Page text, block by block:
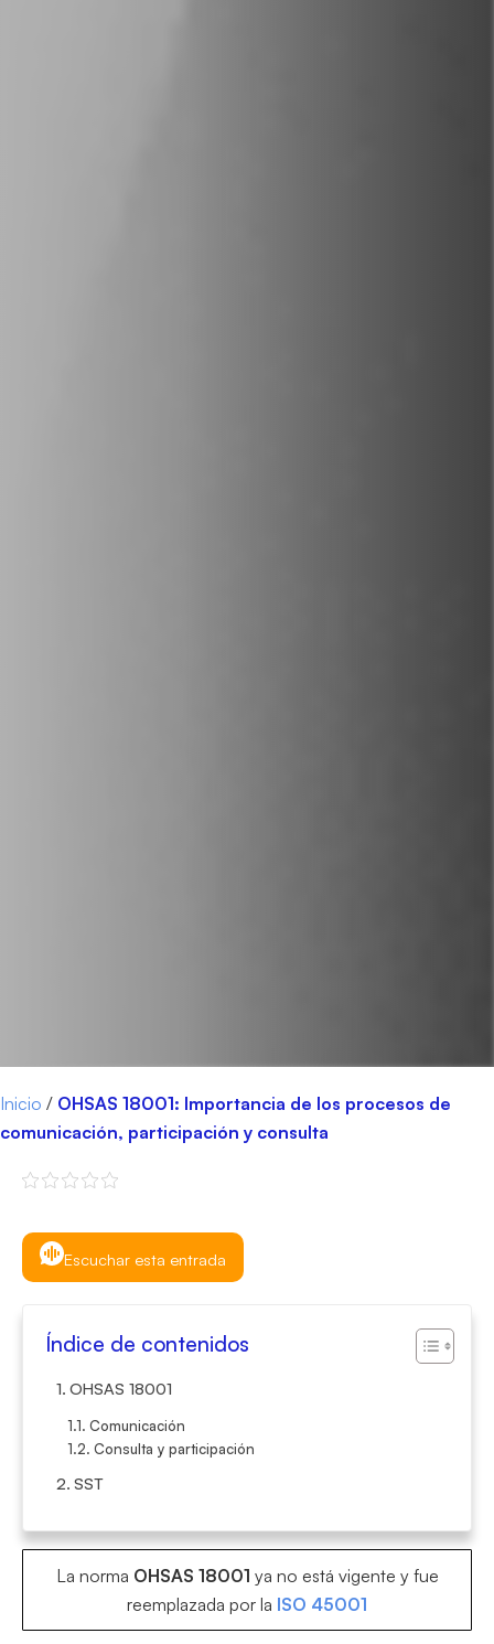
Inicio / OHSAS 18001: Importancia de los procesos de
comunicación, participación y consulta
Escuchar esta entrada
Índice de contenidos
OHSAS 18001
Comunicación
Consulta y participación
SST
La norma OHSAS 18001 ya no está vigente y fue
reemplazada por la ISO 45001